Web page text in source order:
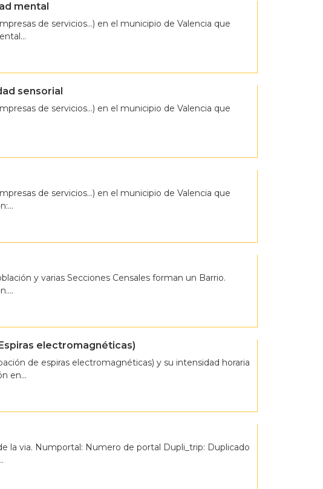
mental
de servicios…) en el municipio de Valencia que
sensorial
de servicios…) en el municipio de Valencia que
de servicios…) en el municipio de Valencia que
y varias Secciones Censales forman un Barrio.
electromagnéticas)
de espiras electromagnéticas) y su intensidad horaria
en...
la via. Numportal: Numero de portal Dupli_trip: Duplicado